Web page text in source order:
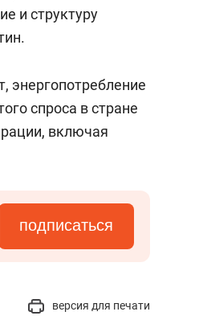
и структуру
энергопотребление
спроса в стране
включая
подписаться
версия для печати